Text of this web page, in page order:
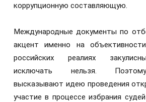
коррупционную составляющую.
Международные документы по
акцент именно на
российских реалиях
исключать нельзя.
высказывают идею проведения
участие в процессе избрания